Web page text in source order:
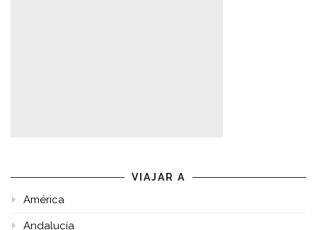
VIAJAR A
América
Andalucía